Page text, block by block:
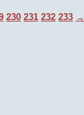
230 231 232 233 →